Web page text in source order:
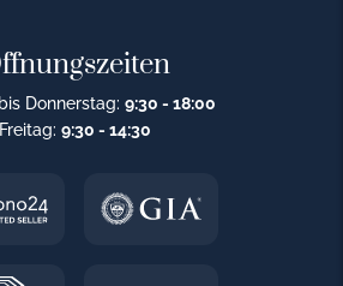
Donnerstag: 9:30 - 18:00
Freitag: 9:30 - 14:30